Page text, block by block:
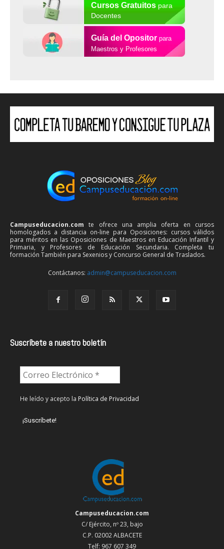
Cursos Gratuitospara
Docentes
Guía del Opositor para
Maestros y Profesores
Campuseducacion.com te ofrece una amplia oferta en cursos
homologados a distancia on-line para Oposiciones: cursos válidos
para méritos en las Oposiciones de Maestros en Educación Infantil y
Primaria, y Profesores de Educación Secundaria. Completa tu
formación También para Sexenios y Concurso General de Traslados.
Contáctanos: admin@campuseducacion.com
Suscríbete a nuestro boletín
He leído y acepto la Política de Privacidad
Campuseducacion.com
C/ Ejército, nº 23, bajo
C.P. 02002 ALBACETE
Telf: 967 607 349